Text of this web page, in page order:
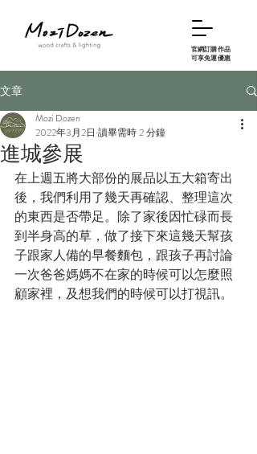
官網訂購作品
可享免運優惠
文章
進城參展
Mozi Dozen
2022年3月2日 讀畢需時 2 分鐘
在上週五將大部份的展品以五大箱寄出
後，我們利用了幾天再確認、整理這次
的東西是否帶足。除了家後因忙碌而長
到半身高的草，做了接下來這幾天幫孩
子跟家人備的早餐麵包，跟孩子再討論
一次爸爸媽媽不在家的時候可以怎麼照
顧家裡，及想我們的時候可以打視訊。